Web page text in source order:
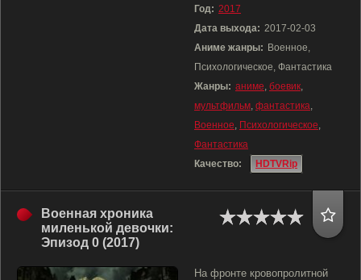
Год: 2017
Дата выхода: 2017-02-03
Аниме жанры: Военное,
Психологическое, Фантастика
Жанры: аниме, боевик,
мультфильм, фантастика,
Военное, Психологическое,
Фантастика
Качество:
HDTVRip
Военная хроника
миленькой девочки:
Эпизод 0 (2017)
На фронте кровопролитной